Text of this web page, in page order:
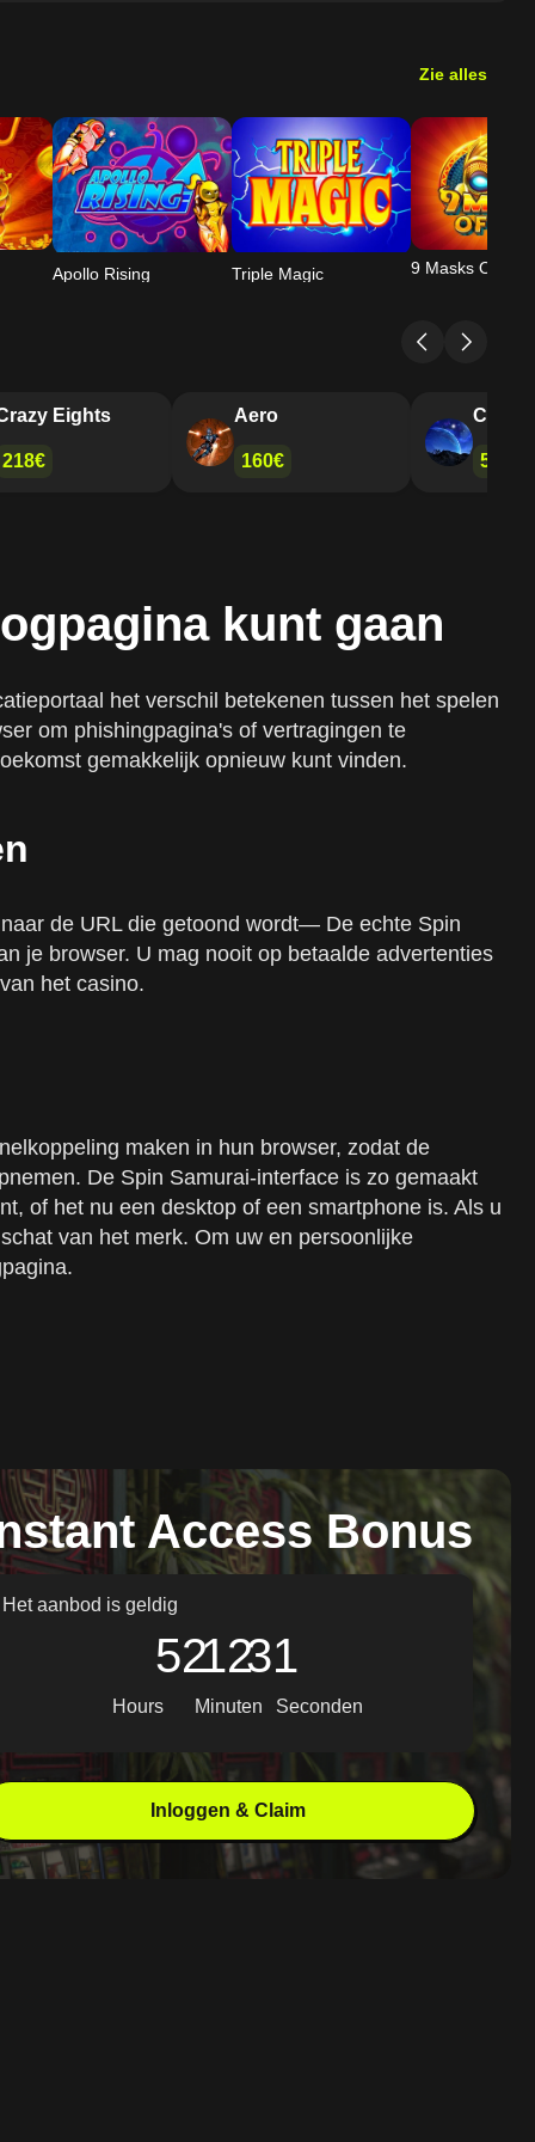
Zie alles
Apollo Rising Triple Magic 9 Masks Of Fire
246€
Crazy Eights
218€
Aero
160€
kunt gaan
het verschil betekenen tussen het spelen
om phishingpagina's of vertragingen te
gemakkelijk opnieuw kunt vinden.
de URL die getoond wordt— De echte Spin
je browser. U mag nooit op betaalde advertenties
het casino.
maken in hun browser, zodat de
De Spin Samurai-interface is zo gemaakt
of het nu een desktop of een smartphone is. Als u
van het merk. Om uw en persoonlijke
Access Bonus
Het aanbod is geldig
521230
Hours Minuten Seconden
Inloggen & Claim